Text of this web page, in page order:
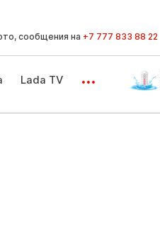
сообщения на +7 777 833 88 22
Lada TV ...